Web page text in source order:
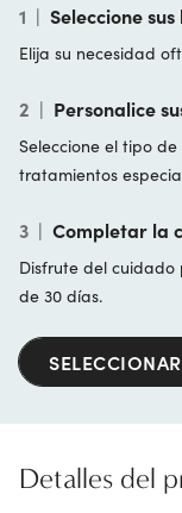
1 | Seleccione sus
Elija su necesidad
2 | Personalice
Seleccione el tipo
tratamientos
3 | Completar la
Disfrute del
de 30 días.
Detalles del